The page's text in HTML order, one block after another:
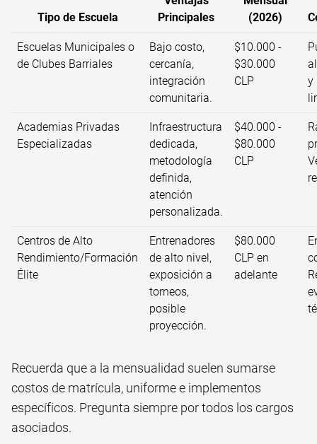
Tipo de Escuela
Principales
(2026)
Escuelas Municipales o
de Clubes Barriales
Bajo costo,
cercanía,
integración
comunitaria.
$10.000 -
$30.000
CLP
y
Academias Privadas
Especializadas
Infraestructura
dedicada,
metodología
definida,
atención
personalizada.
$40.000 -
$80.000
CLP
Centros de Alto
Rendimiento/Formación
Élite
Entrenadores
de alto nivel,
exposición a
torneos,
posible
proyección.
$80.000
CLP en
adelante
Recuerda que a la mensualidad suelen sumarse
costos de matrícula, uniforme e implementos
específicos. Pregunta siempre por todos los cargos
asociados.